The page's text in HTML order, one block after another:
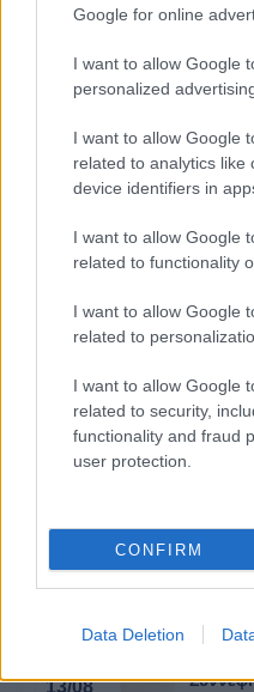
Google for online
I want to allow Google
personalized
I want to allow Google
related to analytics like
device identifiers in
I want to allow Google
related to functionality
I want to allow Google
related to
I want to allow Google
related to security,
functionality and fraud
user protection.
CONFIRM
Data Deletion
ΤΕΤ
12/08
20°
13/08